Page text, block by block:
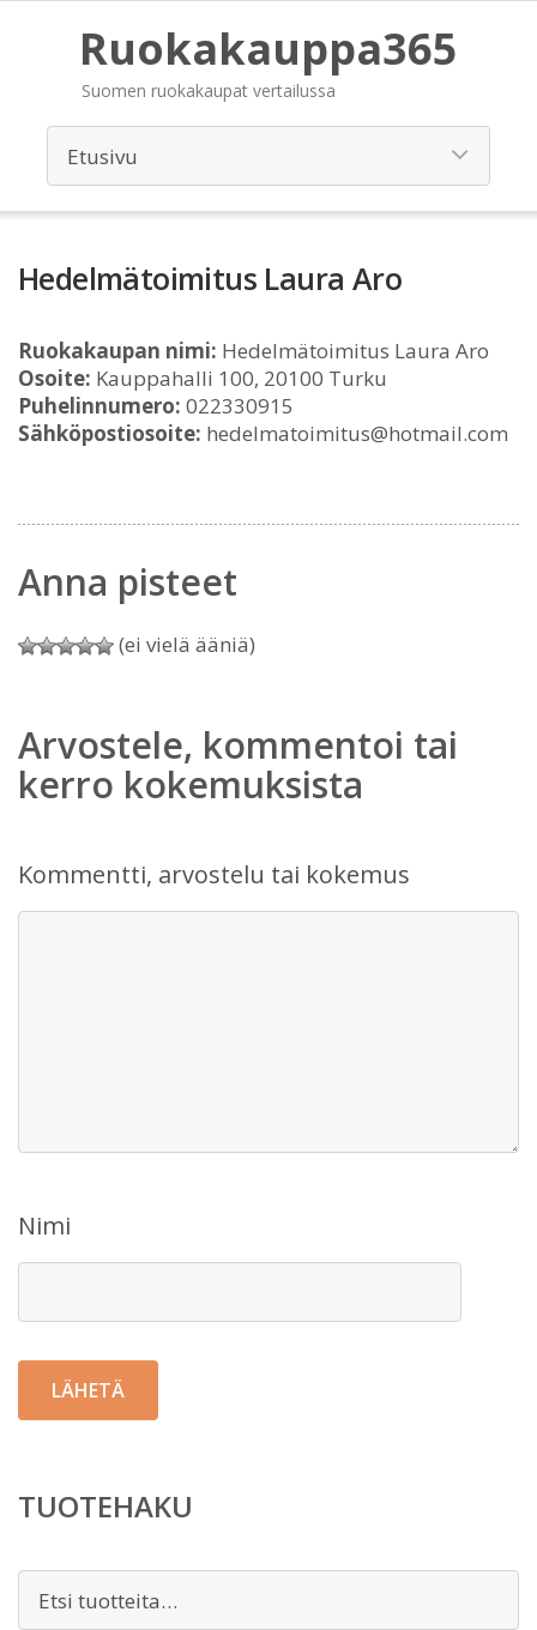
Ruokakauppa365
Suomen ruokakaupat vertailussa
Hedelmätoimitus Laura Aro
Ruokakaupan nimi: Hedelmätoimitus Laura Aro
Osoite: Kauppahalli 100, 20100 Turku
Puhelinnumero: 022330915
Sähköpostiosoite: hedelmatoimitus@hotmail.com
Anna pisteet
(ei vielä ääniä)
Arvostele, kommentoi tai
kerro kokemuksista
Kommentti, arvostelu tai kokemus
Nimi
TUOTEHAKU